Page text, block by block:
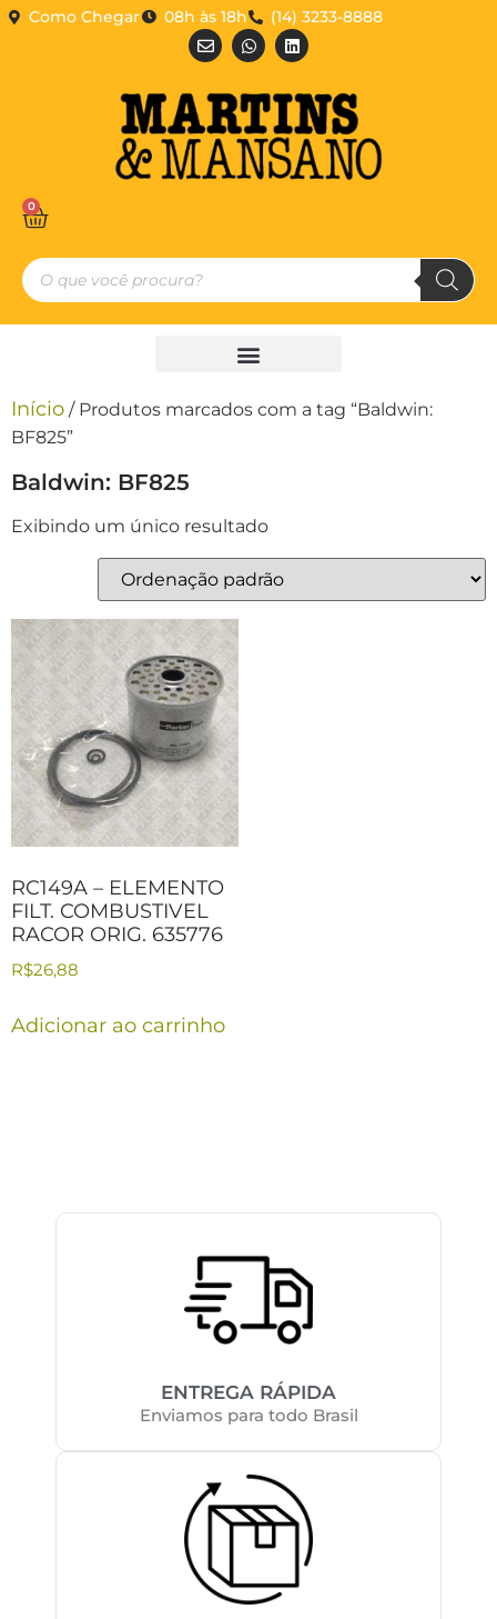
Como Chegar 08h às 18h (14) 3233-8888
0
Início / Produtos marcados com a tag “Baldwin:
BF825”
Baldwin: BF825
Exibindo um único resultado
RC149A – ELEMENTO
FILT. COMBUSTIVEL
RACOR ORIG. 635776
R$26,88
Adicionar ao carrinho
ENTREGA RÁPIDA
Enviamos para todo Brasil